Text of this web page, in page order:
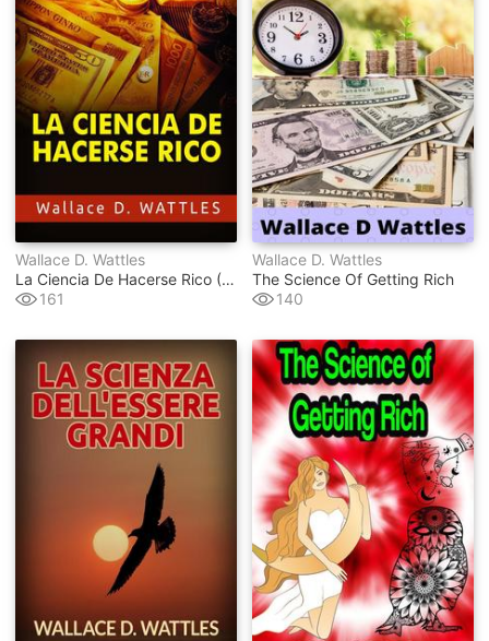
Wallace D. Wattles
La Ciencia De Hacerse Rico (traducido)
161
Wallace D. Wattles
The Science Of Getting Rich
140